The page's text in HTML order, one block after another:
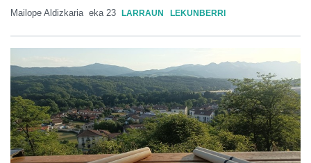
Mailope Aldizkaria eka 23 LARRAUN LEKUNBERRI